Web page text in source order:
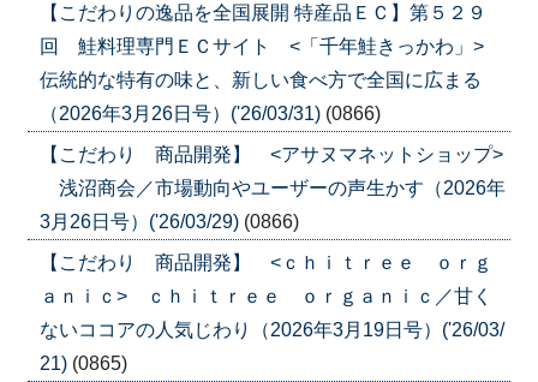
【こだわりの逸品を全国展開 特産品ＥＣ】第５２９
回 鮭料理専門ＥＣサイト <「千年鮭きっかわ」>
伝統的な特有の味と、新しい食べ方で全国に広まる
（2026年3月26日号）('26/03/31) (0866)
【こだわり 商品開発】 <アサヌマネットショップ>
浅沼商会／市場動向やユーザーの声生かす（2026年
3月26日号）('26/03/29) (0866)
【こだわり 商品開発】 <ｃｈｉｔｒｅｅ ｏｒｇ
ａｎｉｃ> ｃｈｉｔｒｅｅ ｏｒｇａｎｉｃ／甘く
ないココアの人気じわり（2026年3月19日号）('26/03/
21) (0865)